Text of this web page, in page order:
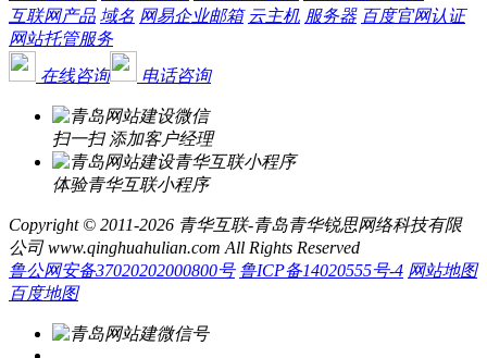
互联网产品 域名 网易企业邮箱 云主机 服务器 百度官网认证
网站托管服务
在线咨询
电话咨询
扫一扫 添加客户经理
体验青华互联小程序
Copyright © 2011-2026 青华互联-青岛青华锐思网络科技有限
公司 www.qinghuahulian.com All Rights Reserved
鲁公网安备37020202000800号 鲁ICP备14020555号-4 网站地图
百度地图